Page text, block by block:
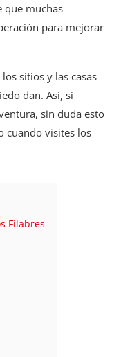
que muchas
para mejorar
sitios y las casas
dan. Así, si
sin duda esto
cuando visites los
Filabres